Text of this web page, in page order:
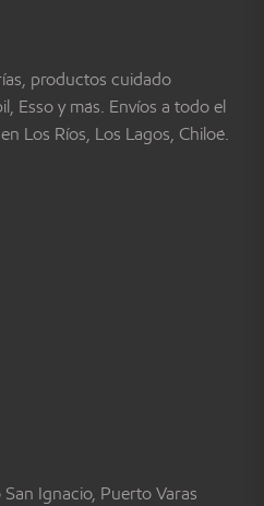
productos cuidado
Esso y más. Envíos a todo el
Los Ríos, Los Lagos, Chiloé.
Ignacio, Puerto Varas